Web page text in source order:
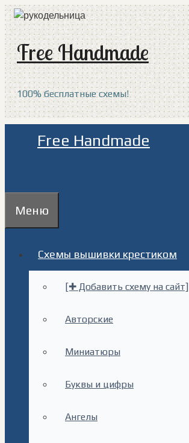
Перейти
к
содержимому
Free Handmade
100% бесплатные схемы!
Free Handmade
Меню
Схемы вышивки крестиком
[✚ Добавить схему на сайт]
Авторские
Миниатюры
Буквы и цифры
Ангелы